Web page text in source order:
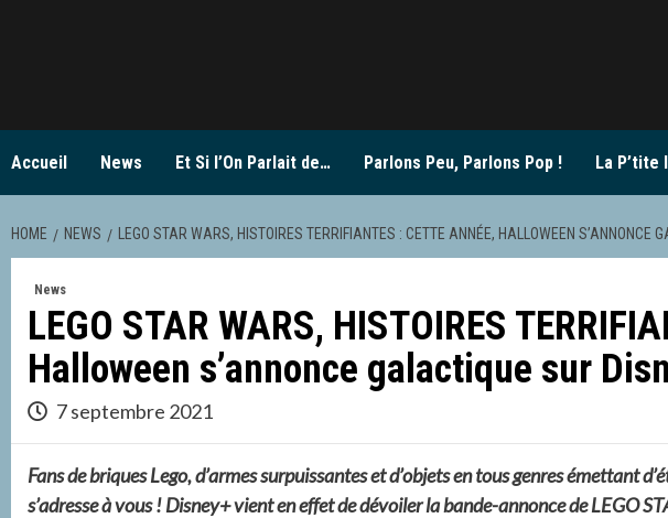
Accueil News Et Si l’On Parlait de… Parlons Peu, Parlons Pop ! La P’tite
HOME NEWS LEGO STAR WARS, HISTOIRES TERRIFIANTES : CETTE ANNÉE, HALLOWEEN S’ANNONCE
News
LEGO STAR WARS, HISTOIRES
Halloween s’annonce galactique sur
7 septembre 2021
Fans de briques Lego, d’armes surpuissantes et d’objets en tous genres émettant
s’adresse à vous ! Disney+ vient en effet de dévoiler la bande-annonce de LEGO